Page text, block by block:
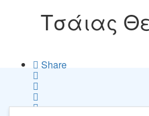
Τσάιας
Share